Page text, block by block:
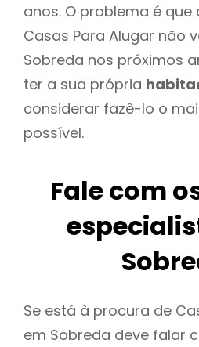
anos. O problema é
Casas Para Alugar não
Sobreda nos próximos
ter a sua própria
considerar fazê-lo o
possível.
Fale com
Se está à procura de
em Sobreda deve falar